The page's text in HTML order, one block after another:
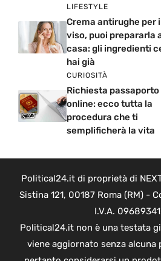
LIFESTYLE
Crema antirughe per
viso, puoi prepararla
casa: gli ingredienti
hai già
CURIOSITÀ
Richiesta passaporto
online: ecco tutta la
procedura che ti
semplificherà la vita
Political24.it di proprietà di
Sistina 121, 00187 Roma (RM) -
I.V.A.
Political24.it non è una testata
viene aggiornato senza alcuna